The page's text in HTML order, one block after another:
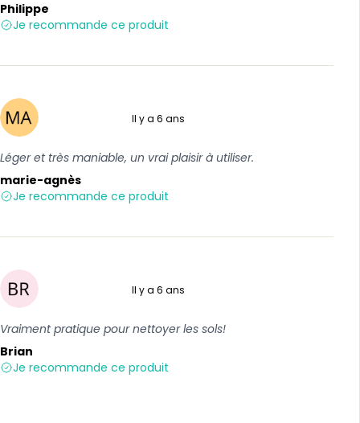
Philippe
Je recommande ce produit
Il y a 6 ans
Léger et très maniable, un vrai plaisir à utiliser.
marie-agnès
Je recommande ce produit
Il y a 6 ans
Vraiment pratique pour nettoyer les sols!
Brian
Je recommande ce produit